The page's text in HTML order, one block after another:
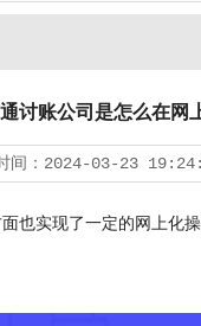
讨账公司是怎么在网
间： 2024-03-23
实现了一定的网上化